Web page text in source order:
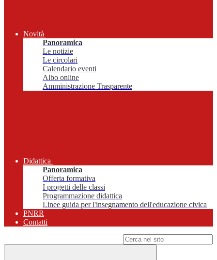
Novità
Panoramica
Le notizie
Le circolari
Calendario eventi
Albo online
Amministrazione Trasparente
Didattica
Panoramica
Offerta formativa
I progetti delle classi
Programmazione didattica
Linee guida per l'insegnamento dell'educazione civica
PNRR
Contatti